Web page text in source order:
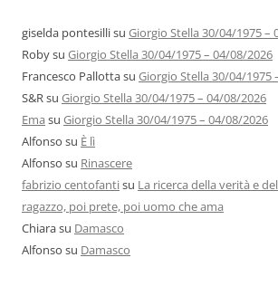
giselda pontesillisu Giorgio Stella 30/04/1975 –
Robysu Giorgio Stella 30/04/1975 – 04/08/2026
Francesco Pallottasu Giorgio Stella 30/04/1975
S&Rsu Giorgio Stella 30/04/1975 – 04/08/2026
Ema su Giorgio Stella 30/04/1975 – 04/08/2026
Alfonso su È lì
Alfonso su Rinascere
fabrizio centofantisu La ricerca della verità e
ragazzo, poi prete, poi uomo che ama
Chiarasu Damasco
Alfonso su Damasco